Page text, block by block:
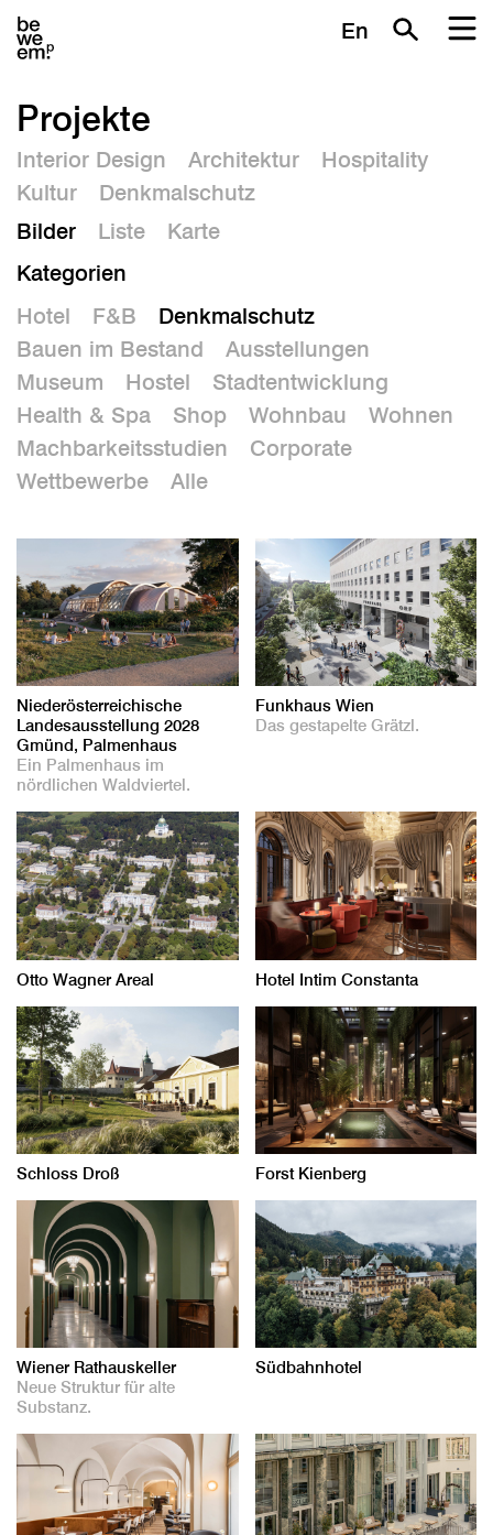
En
Projekte
Interior Design Architektur
Hospitality
Kultur
Denkmalschutz
Bilder
Liste
Karte
Kategorien
Hotel
F&B
Denkmalschutz
Bauen im Bestand
Ausstellungen
Museum
Hostel
Stadtentwicklung
Health & Spa
Shop Wohnbau
Wohnen
Machbarkeitsstudien
Corporate
Wettbewerbe
Alle
Niederösterreichische
Landesausstellung 2028
Gmünd, Palmenhaus
Ein Palmenhaus im
nördlichen Waldviertel.
Funkhaus Wien
Das gestapelte Grätzl.
Otto Wagner Areal Hotel Intim Constanta
Schloss Droß Forst Kienberg
Wiener Rathauskeller
Neue Struktur für alte
Substanz.
Südbahnhotel